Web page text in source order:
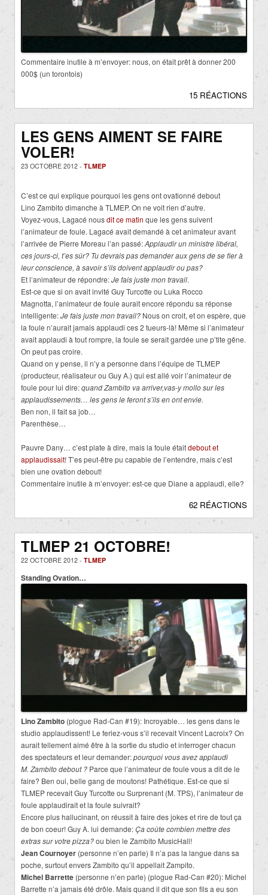
Commentaire inutile à m’envoyer: nous, on était prêt à donner 200
000$ (un torontois)
15 RÉACTIONS
LES GENS AIMENT SE FAIRE
VOLER!
23 OCTOBRE 2012 - TLMEP
C’est ce qui explique pourquoi les gens ont ovationné debout
Lino Zambito dimanche à TLMEP. On ne voit rien d’autre.
Voyez-vous, Lagacé nousdit ce matin que les gens suivent
l’animateur de foule. Lagacé avait demandé à cet animateur avant
l’arrivée de Pierre Moreau l’an passé:Applaudir un ministre libéral,
ces jours-ci, t’es sûr? Tu devrais pas demander aux gens de se fier à
leur conscience, à savoir s’ils doivent applaudir ou pas?
Et l’animateur de répondre:Je fais juste mon travail.
Est-ce que si on avait invité Guy Turcotte ou Luka Rocco
Magnotta, l’animateur de foule aurait encore répondu sa réponse
intelligente:Je fais juste mon travail? Nous on croit, et on espère, que
la foule n’aurait jamais applaudi ces 2 tueurs-là! Même si l’animateur
avait applaudi à tout rompre, la foule se serait gardée une p’tite gêne.
On peut pas croire.
Quand on y pense, il n’y a personne dans l’équipe de TLMEP
(producteur, réalisateur ou Guy A.) qui est allé voir l’animateur de
foule pour lui dire:quand Zambito va arriver,vas-y mollo sur les
applaudissements… les gens le feront s’ils en ont envie.
Ben non, il fait sa job…
Parenthèse…
Pauvre Dany… c’est plate à dire, mais la foule étaitdebout et
applaudissait! T’es peut-être pu capable de l’entendre, mais c’est
bien une ovation debout!
Commentaire inutile à m’envoyer: est-ce que Diane a applaudi, elle?
62 RÉACTIONS
TLMEP 21 OCTOBRE!
22 OCTOBRE 2012 - TLMEP
Standing Ovation…
Lino Zambito (plogue Rad-Can #19): Incroyable… les gens dans le
studio applaudissent! Le feriez-vous s’il recevait Vincent Lacroix? On
aurait tellement aimé être à la sortie du studio et interroger chacun
des spectateurs et leur demander:pourquoi vous avez applaudi
M. Zambitodebout ? Parce que l’animateur de foule vous a dit de le
faire? Ben oui, belle gang de moutons! Pathétique. Est-ce que si
TLMEP recevait Guy Turcotte ou Surprenant (M. TPS), l’animateur de
foule applaudirait et la foule suivrait?
Encore plus hallucinant, on réussit à faire des jokes et rire de tout ça
de bon coeur! Guy A. lui demande:Ça coûte combien mettre des
extras sur votre pizza?ou bien le Zambito MusicHall!
Jean Cournoyer (personne n’en parle) Il n’a pas la langue dans sa
poche, surtout envers Zambito qu’il appellait Zampito.
Michel Barrette (personne n’en parle) (plogue Rad-Can #20): Michel
Barrette n’a jamais été drôle. Mais quand il dit que son fils a eu son